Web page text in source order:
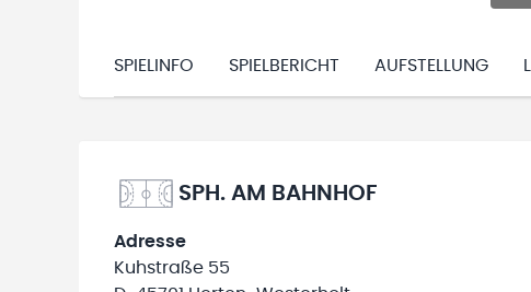
SPIELINFO SPIELBERICHT AUFSTELLUNG
SPH. AM BAHNHOF
Adresse
Kuhstraße 55